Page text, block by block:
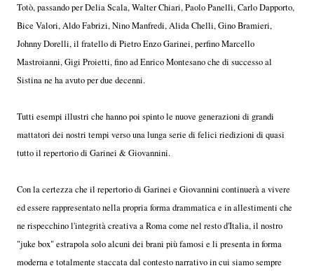
Totò, passando per Delia Scala, Walter Chiari, Paolo Panelli, Carlo Dapporto,
Bice Valori, Aldo Fabrizi, Nino Manfredi, Alida Chelli, Gino Bramieri,
Johnny Dorelli, il fratello di Pietro Enzo Garinei, perfino Marcello
Mastroianni, Gigi Proietti, fino ad Enrico Montesano che di successo al
Sistina ne ha avuto per due decenni.
Tutti esempi illustri che hanno poi spinto le nuove generazioni di grandi
mattatori dei nostri tempi verso una lunga serie di felici riedizioni di quasi
tutto il repertorio di Garinei & Giovannini.
Con la certezza che il repertorio di Garinei e Giovannini continuerà a vivere
ed essere rappresentato nella propria forma drammatica e in allestimenti che
ne rispecchino l'integrità creativa a Roma come nel resto d'Italia, il nostro
"juke box" estrapola solo alcuni dei brani più famosi e li presenta in forma
moderna e totalmente staccata dal contesto narrativo in cui siamo sempre